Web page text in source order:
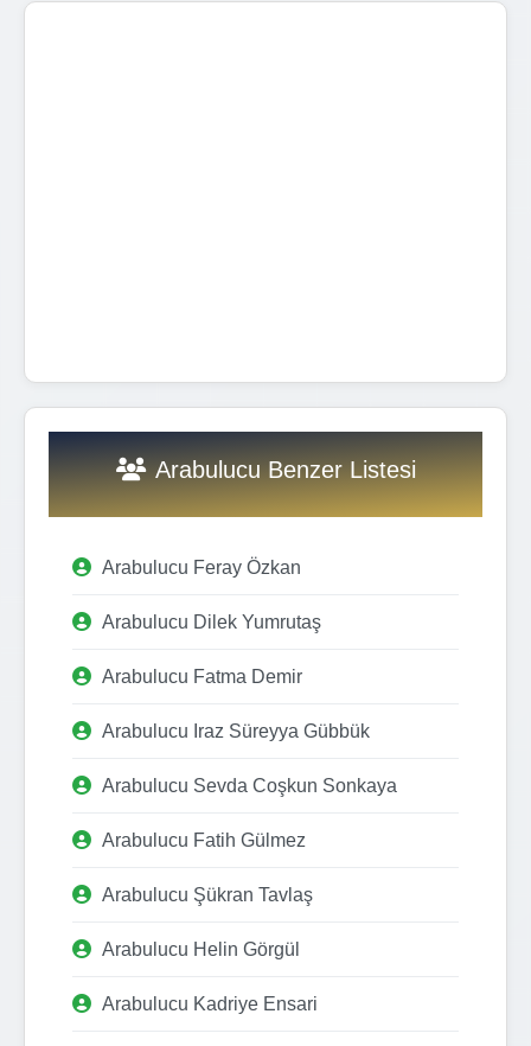
Arabulucu Benzer Listesi
Arabulucu Feray Özkan
Arabulucu Dilek Yumrutaş
Arabulucu Fatma Demir
Arabulucu Iraz Süreyya Gübbük
Arabulucu Sevda Coşkun Sonkaya
Arabulucu Fatih Gülmez
Arabulucu Şükran Tavlaş
Arabulucu Helin Görgül
Arabulucu Kadriye Ensari